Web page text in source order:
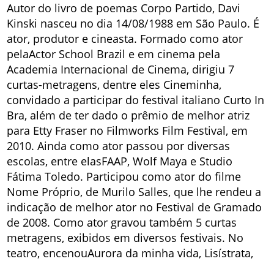
Autor do livro de poemas Corpo Partido, Davi
Kinski nasceu no dia 14/08/1988 em São Paulo. É
ator, produtor e cineasta. Formado como ator
pelaActor School Brazil e em cinema pela
Academia Internacional de Cinema, dirigiu 7
curtas-metragens, dentre eles Cineminha,
convidado a participar do festival italiano Curto In
Bra, além de ter dado o prêmio de melhor atriz
para Etty Fraser no Filmworks Film Festival, em
2010. Ainda como ator passou por diversas
escolas, entre elasFAAP, Wolf Maya e Studio
Fátima Toledo. Participou como ator do filme
Nome Próprio, de Murilo Salles, que lhe rendeu a
indicação de melhor ator no Festival de Gramado
de 2008. Como ator gravou também 5 curtas
metragens, exibidos em diversos festivais. No
teatro, encenouAurora da minha vida, Lisístrata,